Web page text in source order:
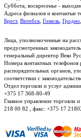
Суббота, воскресенье -
Адреса филиалов и контактые
Брест, Витебск Гомель Гродно
Лица, уполномоченные на
предусмотренных
генеральный директор Веко
Номера контактных телефонов
распорядительных органов,
соответствии с
Отдел торговли и услуг
+375 17 368-80-49
Главное управление
218 00 82 , факс: +375 17